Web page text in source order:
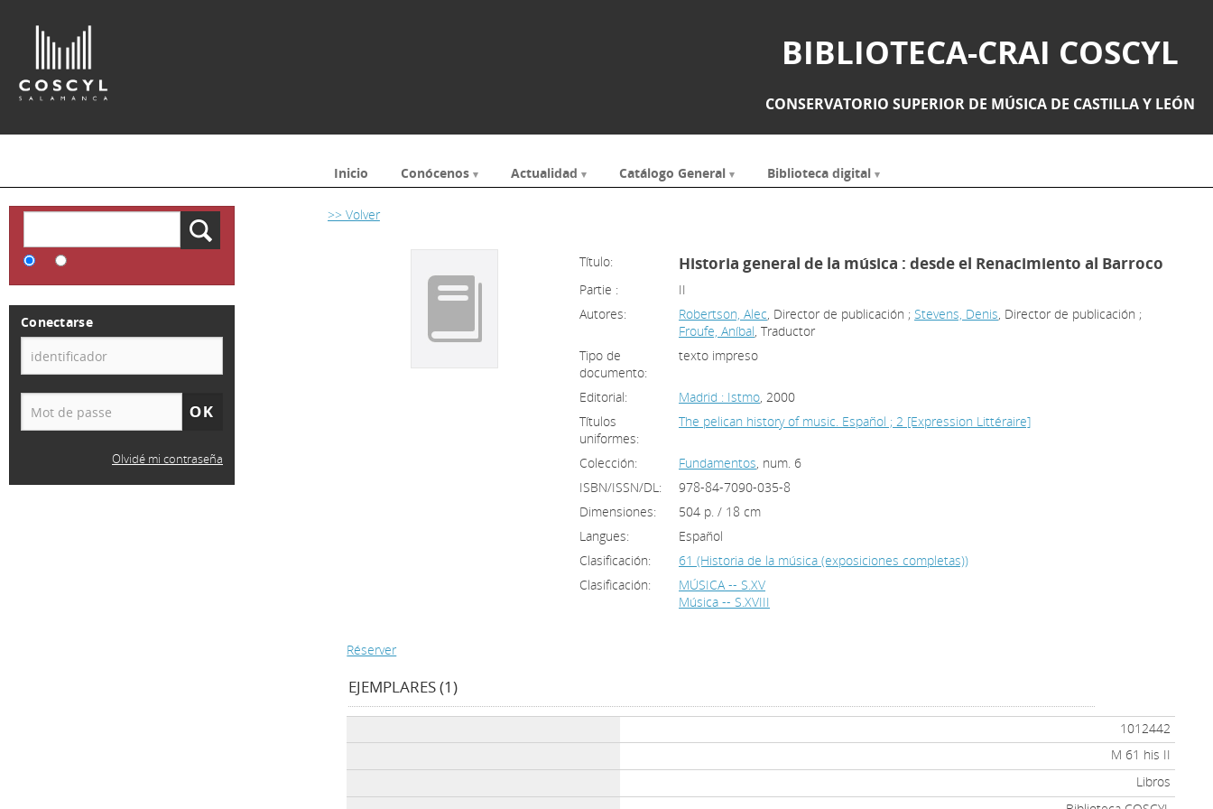
BIBLIOTECA-CRAI COSCYL
CONSERVATORIO SUPERIOR DE MÚSICA DE CASTILLA Y LEÓN
Inicio Conócenos Actualidad Catálogo General Biblioteca digital
>> Volver
Título: Historia general de la música : desde el Renacimiento al Barroco
Partie :
II
Autores:
Robertson, Alec, Director de publicación ; Stevens, Denis, Director de publicación ;
Froufe, Aníbal, Traductor
Tipo de
documento:
texto impreso
Editorial: Madrid : Istmo, 2000
Títulos
uniformes:
The pelican history of music. Español ; 2 [Expression Littéraire]
Colección: Fundamentos, num. 6
ISBN/ISSN/DL:
978-84-7090-035-8
Dimensiones:
504 p. / 18 cm
Langues:
Español
Clasificación:
61 (Historia de la música (exposiciones completas))
Clasificación:
MÚSICA -- S.XV
Música -- S.XVIII
Réserver
EJEMPLARES (1)
1012442
M 61 his II
Libros
Conectarse
Olvidé mi contraseña